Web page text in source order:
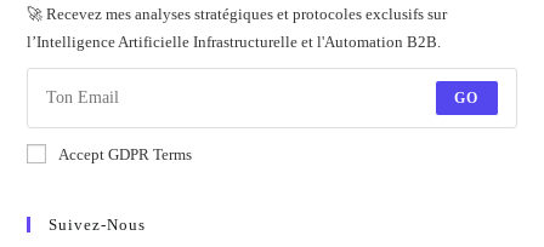
🚀 Recevez mes analyses stratégiques et protocoles exclusifs sur
l’Intelligence Artificielle Infrastructurelle et l'Automation B2B.
GO
Accept GDPR Terms
Suivez-Nous